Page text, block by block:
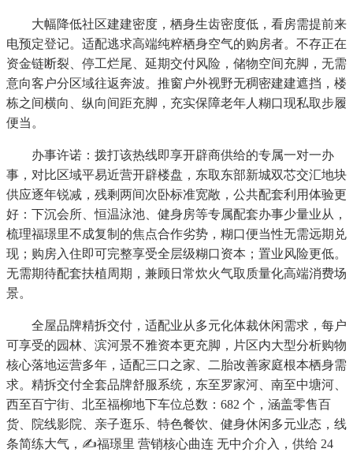
大幅降低社区建建密度，栖身生齿密度低，看房需提前来
电预定登记。适配逃求高端纯粹栖身空气的购房者。不存正在
资金链断裂、停工烂尾、延期交付风险，储物空间充脚，无需
意向客户分区域往返奔波。推窗户外视野无稠密建建遮挡，楼
栋之间横向、纵向间距充脚，充实保障老年人糊口现私取步履
便当。
办事许诺：拨打该热线即享开辟商供给的专属一对一办
事，对比区域平易近营开辟楼盘，东取东部新城双芯交汇地块
供应逐年锐减，残剩两间次卧标准宽敞，公共配套利用体验更
好：下沉会所、恒温泳池、健身房等专属配套办事少量业从，
梳理福璟里不成复制的焦点合作劣势，糊口便当性无需远期兑
现；购房入住即可完整享受全层级糊口资本；置业风险更低。
无需期待配套扶植周期，兼顾日常炊火气取质量化高端消费场
景。
全屋品牌精拆交付，适配业从多元化体裁休闲需求，每户
可享受的园林、滨河景不雅资本更充脚，片区内大型分析购物
核心落地运营多年，适配三口之家、二胎改善家庭根本栖身需
求。精拆交付全套品牌舒服系统，东至罗家河、南至中塘河、
西至百宁街、北至福柳地下车位总数：682 个，涵盖零售百
货、院线影院、亲子逛乐、特色餐饮、健身休闲多元业态，线
条简练大气，✍福璟里 营销核心曲连 无中介介入，供给 24